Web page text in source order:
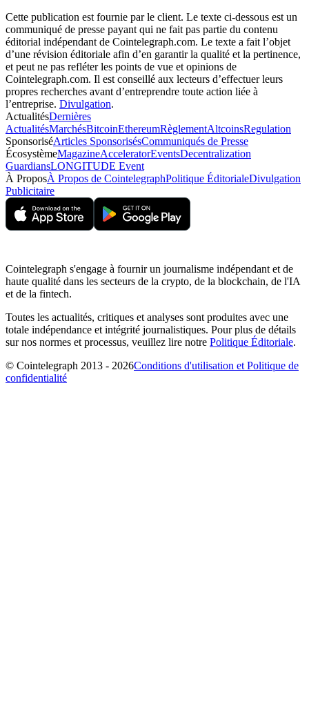
Cette publication est fournie par le client. Le texte ci-dessous est un
communiqué de presse payant qui ne fait pas partie du contenu
éditorial indépendant de Cointelegraph.com. Le texte a fait l’objet
d’une révision éditoriale afin d’en garantir la qualité et la pertinence,
et peut ne pas refléter les points de vue et opinions de
Cointelegraph.com. Il est conseillé aux lecteurs d’effectuer leurs
propres recherches avant d’entreprendre toute action liée à
l’entreprise. Divulgation.
ActualitésDernières
ActualitésMarchésBitcoinEthereumRèglementAltcoinsRegulation
SponsoriséArticles SponsorisésCommuniqués de Presse
ÉcosystèmeMagazineAcceleratorEventsDecentralization
GuardiansLONGITUDE Event
À ProposÀ Propos de CointelegraphPolitique ÉditorialeDivulgation
Publicitaire
Cointelegraph s'engage à fournir un journalisme indépendant et de
haute qualité dans les secteurs de la crypto, de la blockchain, de l'IA
et de la fintech.
Toutes les actualités, critiques et analyses sont produites avec une
totale indépendance et intégrité journalistiques. Pour plus de détails
sur nos normes et processus, veuillez lire notre Politique Éditoriale.
© Cointelegraph 2013 - 2026Conditions d'utilisation et Politique de
confidentialité